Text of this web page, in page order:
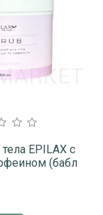
EPILAX с
(бабл